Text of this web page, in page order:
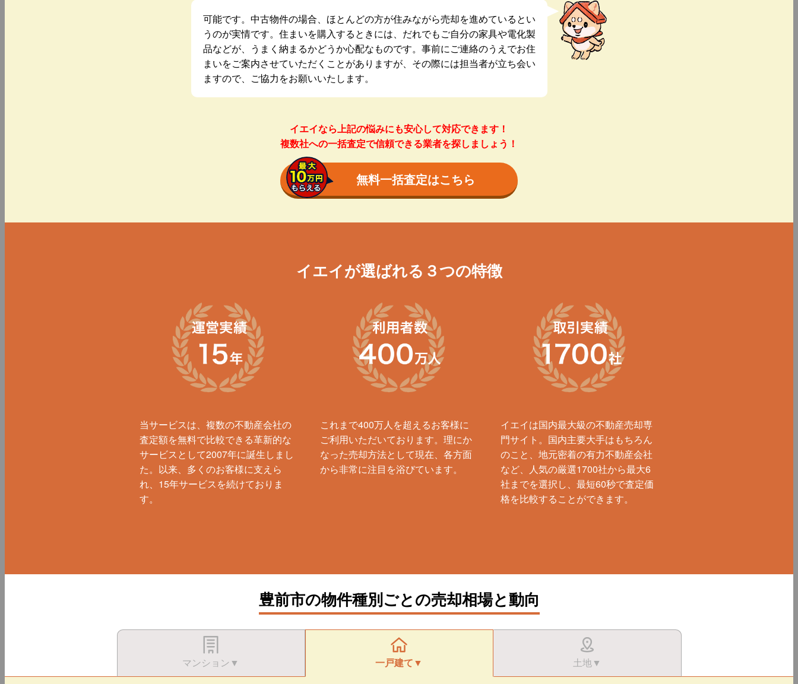
可能です。中古物件の場合、ほとんどの方が住みながら売却を進めているとい
うのが実情です。住まいを購入するときには、だれでもご自分の家具や電化製
品などが、うまく納まるかどうか心配なものです。事前にご連絡のうえでお住
まいをご案内させていただくことがありますが、その際には担当者が立ち会い
ますので、ご協力をお願いいたします。
イエイなら上記の悩みにも安心して対応できます！
複数社への一括査定で信頼できる業者を探しましょう！
無料一括査定はこちら
イエイが選ばれる３つの特徴
当サービスは、複数の不動産会社の
査定額を無料で比較できる革新的な
サービスとして2007年に誕生しまし
た。以来、多くのお客様に支えら
れ、15年サービスを続けておりま
す。
これまで400万人を超えるお客様に
ご利用いただいております。理にか
なった売却方法として現在、各方面
から非常に注目を浴びています。
イエイは国内最大級の不動産売却専
門サイト。国内主要大手はもちろん
のこと、地元密着の有力不動産会社
など、人気の厳選1700社から最大6
社までを選択し、最短60秒で査定価
格を比較することができます。
豊前市の物件種別ごとの売却相場と動向
マンション▼ 一戸建て▼ 土地▼